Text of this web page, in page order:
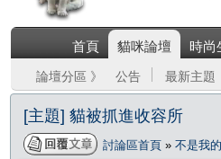
首頁 貓咪論壇 時尚
論壇分區 》 公告 最新主題
[主題] 貓被抓進收容所
討論區首頁 » 不是我